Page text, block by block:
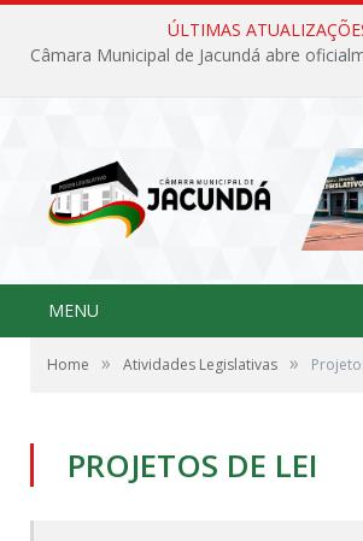
ÚLTIMAS
MENU
Home » Atividades Legislativas »
PROJETOS DE LEI